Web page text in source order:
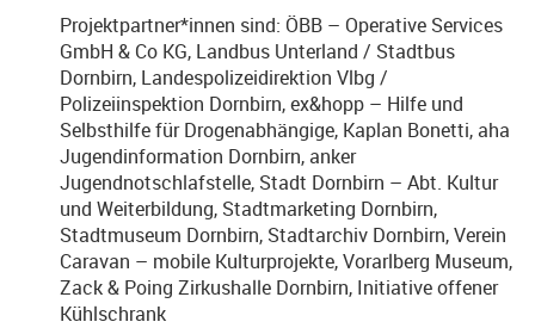
Projektpartner*innen sind: ÖBB – Operative Services
GmbH & Co KG, Landbus Unterland / Stadtbus
Dornbirn, Landespolizeidirektion Vlbg /
Polizeiinspektion Dornbirn, ex&hopp – Hilfe und
Selbsthilfe für Drogenabhängige, Kaplan Bonetti, aha
Jugendinformation Dornbirn, anker
Jugendnotschlafstelle, Stadt Dornbirn – Abt. Kultur
und Weiterbildung, Stadtmarketing Dornbirn,
Stadtmuseum Dornbirn, Stadtarchiv Dornbirn, Verein
Caravan – mobile Kulturprojekte, Vorarlberg Museum,
Zack & Poing Zirkushalle Dornbirn, Initiative offener
Kühlschrank